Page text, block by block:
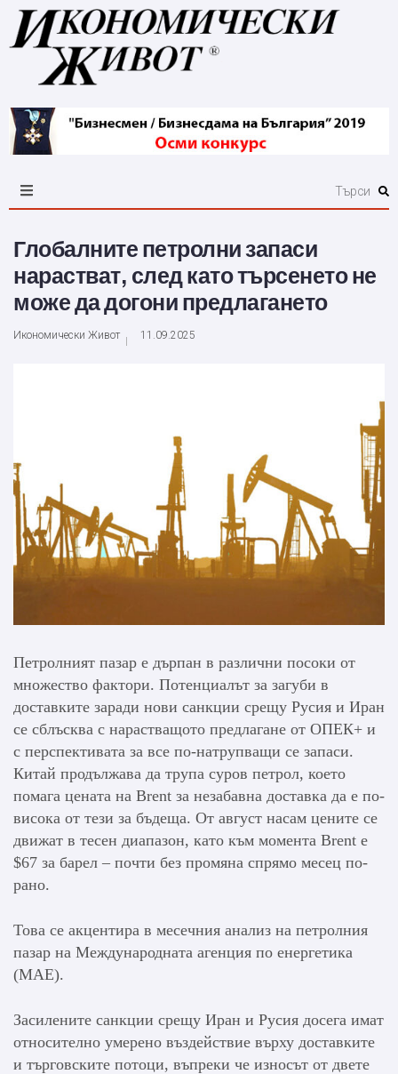
Глобалните петролни запаси
нарастват, след като търсенето не
може да догони предлагането
Икономически Живот 11.09.2025
Петролният пазар е дърпан в различни посоки от
множество фактори. Потенциалът за загуби в
доставките заради нови санкции срещу Русия и Иран
се сблъсква с нарастващото предлагане от ОПЕК+ и
с перспективата за все по-натрупващи се запаси.
Китай продължава да трупа суров петрол, което
помага цената на Brent за незабавна доставка да е по-
висока от тези за бъдеща. От август насам цените се
движат в тесен диапазон, като към момента Brent е
$67 за барел – почти без промяна спрямо месец по-
рано.
Това се акцентира в месечния анализ на петролния
пазар на Международната агенция по енергетика
(МАЕ).
Засилените санкции срещу Иран и Русия досега имат
относително умерено въздействие върху доставките
и търговските потоци, въпреки че износът от двете